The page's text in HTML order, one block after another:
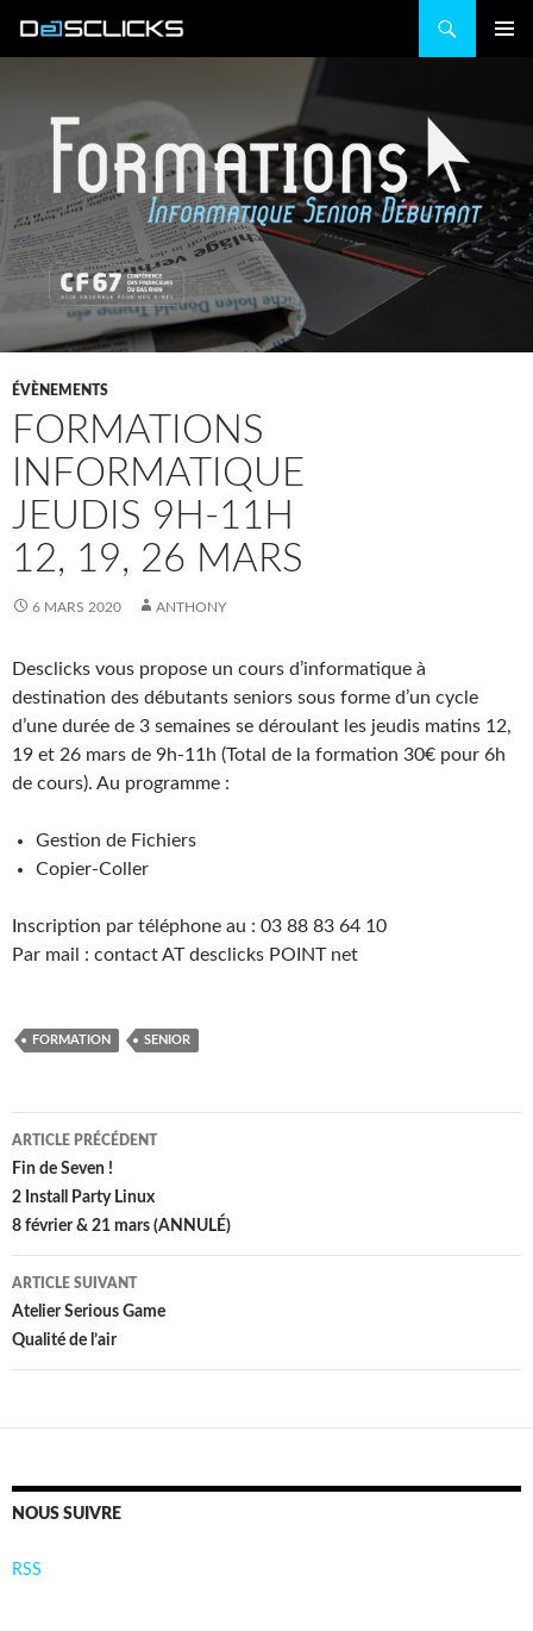
ÉVÈNEMENTS
FORMATIONS
INFORMATIQUE
JEUDIS 9H-11H
12, 19, 26 MARS
6 MARS 2020 ANTHONY
Desclicks vous propose un cours d’informatique à
destination des débutants seniors sous forme d’un cycle
d’une durée de 3 semaines se déroulant les jeudis matins 12,
19 et 26 mars de 9h-11h (Total de la formation 30€ pour 6h
de cours). Au programme :
Gestion de Fichiers
Copier-Coller
Inscription par téléphone au : 03 88 83 64 10
Par mail : contact AT desclicks POINT net
FORMATION SENIOR
Navigation
des
articles
ARTICLE PRÉCÉDENT
Fin de Seven !
2 Install Party Linux
8 février & 21 mars (ANNULÉ)
ARTICLE SUIVANT
Atelier Serious Game
Qualité de l’air
NOUS SUIVRE
RSS